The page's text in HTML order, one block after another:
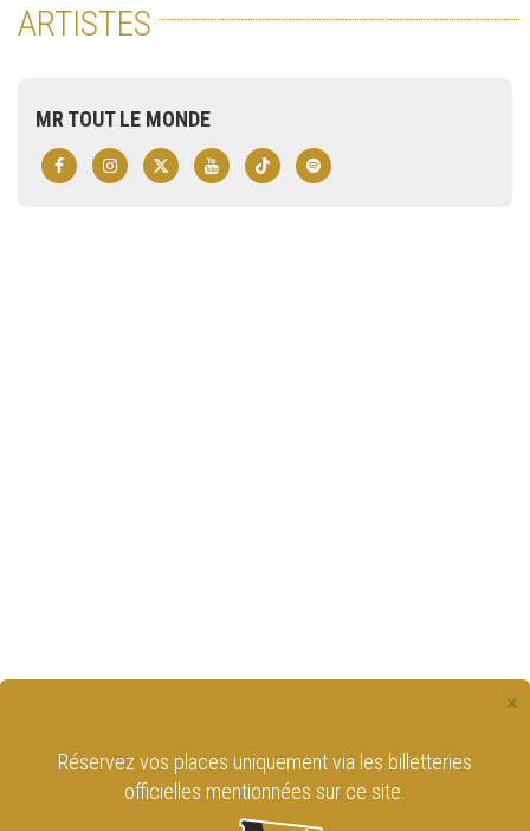
ARTISTES
MR TOUT LE MONDE
×
Réservez vos places uniquement via les billetteries
officielles mentionnées sur ce site.